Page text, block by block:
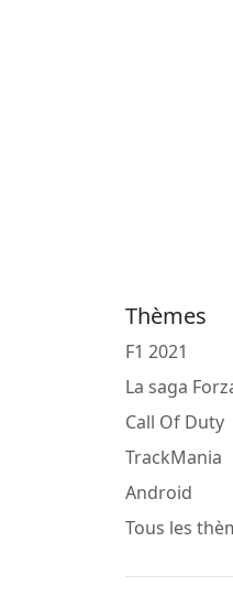
Thèmes
F1 2021
La saga
Call Of Duty
TrackMania
Android
Tous les